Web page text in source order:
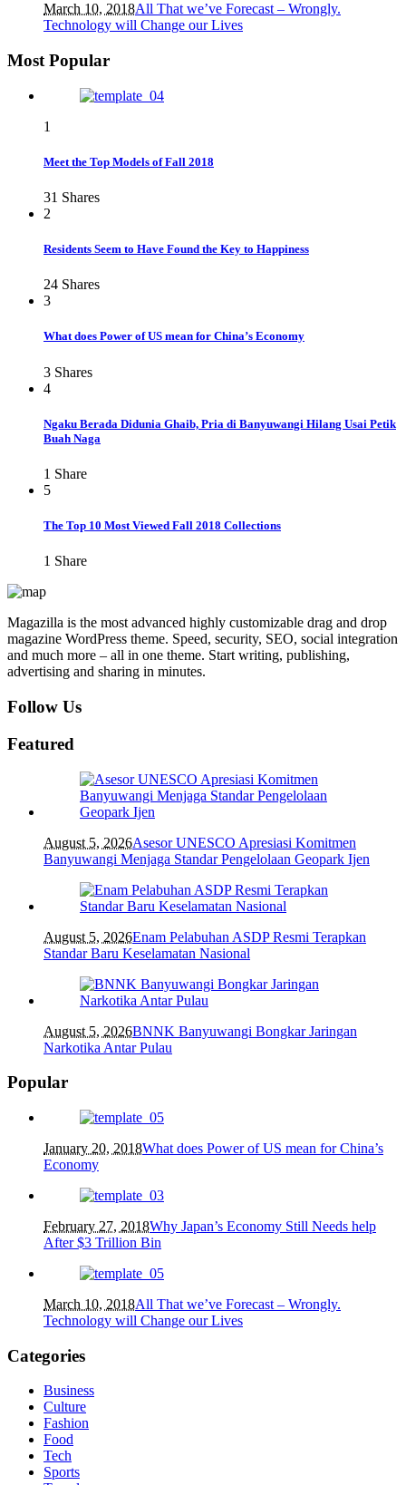
March 10, 2018All That we’ve Forecast – Wrongly.
Technology will Change our Lives
Most Popular
1
Meet the Top Models of Fall 2018
31 Shares
2
Residents Seem to Have Found the Key to Happiness
24 Shares
3
What does Power of US mean for China’s Economy
3 Shares
4
Ngaku Berada Didunia Ghaib, Pria di Banyuwangi Hilang Usai Petik
Buah Naga
1 Share
5
The Top 10 Most Viewed Fall 2018 Collections
1 Share
Magazilla is the most advanced highly customizable drag and drop
magazine WordPress theme. Speed, security, SEO, social integration
and much more – all in one theme. Start writing, publishing,
advertising and sharing in minutes.
Follow Us
Featured
August 5, 2026Asesor UNESCO Apresiasi Komitmen
Banyuwangi Menjaga Standar Pengelolaan Geopark Ijen
August 5, 2026Enam Pelabuhan ASDP Resmi Terapkan
Standar Baru Keselamatan Nasional
August 5, 2026BNNK Banyuwangi Bongkar Jaringan
Narkotika Antar Pulau
Popular
January 20, 2018What does Power of US mean for China’s
Economy
February 27, 2018Why Japan’s Economy Still Needs help
After $3 Trillion Bin
March 10, 2018All That we’ve Forecast – Wrongly.
Technology will Change our Lives
Categories
Business
Culture
Fashion
Food
Tech
Sports